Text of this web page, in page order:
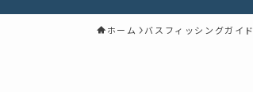
ホーム バスフィッシングガイド